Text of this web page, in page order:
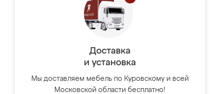
Доставка
и установка
Мы доставляем мебель по Куровскому и всей
Московской области бесплатно!